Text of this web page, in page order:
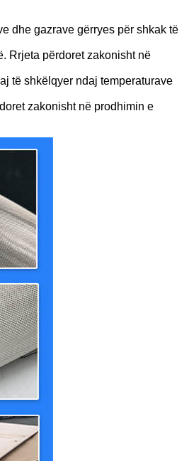
dhe gazrave gërryes për shkak të
Rrjeta përdoret zakonisht në
të shkëlqyer ndaj temperaturave
zakonisht në prodhimin e